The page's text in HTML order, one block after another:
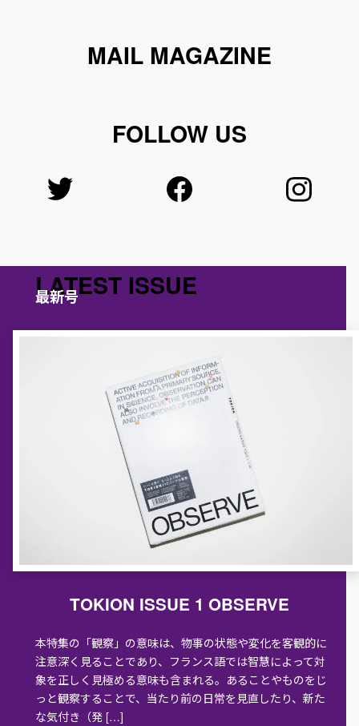
MAIL MAGAZINE
FOLLOW US
LATEST ISSUE
最新号
TOKION ISSUE 1 OBSERVE
本特集の「観察」の意味は、物事の状態や変化を客観的に
注意深く見ることであり、フランス語では智慧によって対
象を正しく見極める意味も含まれる。あることやものをじ
っと観察することで、当たり前の日常を見直したり、新た
な気付き（発 […]